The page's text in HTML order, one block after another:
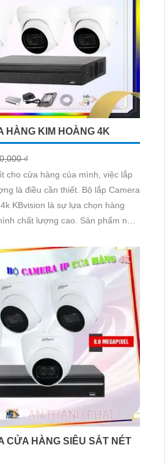
HÀNG KIM HOÀNG 4K
₫
cho cửa hàng của mình, việc lắp
cần thiết. Bộ lắp Camera
KBvision là sự lựa chọn hàng
cao. Sản phẩm này
CỬA HÀNG SIÊU SẮT NÉT